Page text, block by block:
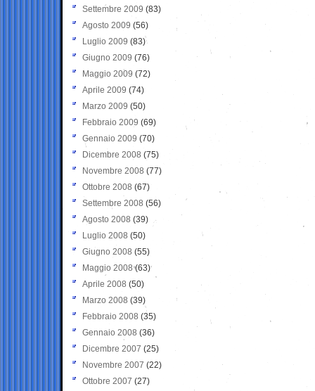
Settembre 2009 (83)
Agosto 2009 (56)
Luglio 2009 (83)
Giugno 2009 (76)
Maggio 2009 (72)
Aprile 2009 (74)
Marzo 2009 (50)
Febbraio 2009 (69)
Gennaio 2009 (70)
Dicembre 2008 (75)
Novembre 2008 (77)
Ottobre 2008 (67)
Settembre 2008 (56)
Agosto 2008 (39)
Luglio 2008 (50)
Giugno 2008 (55)
Maggio 2008(63)
Aprile 2008 (50)
Marzo 2008 (39)
Febbraio 2008 (35)
Gennaio 2008 (36)
Dicembre 2007 (25)
Novembre 2007 (22)
Ottobre 2007 (27)